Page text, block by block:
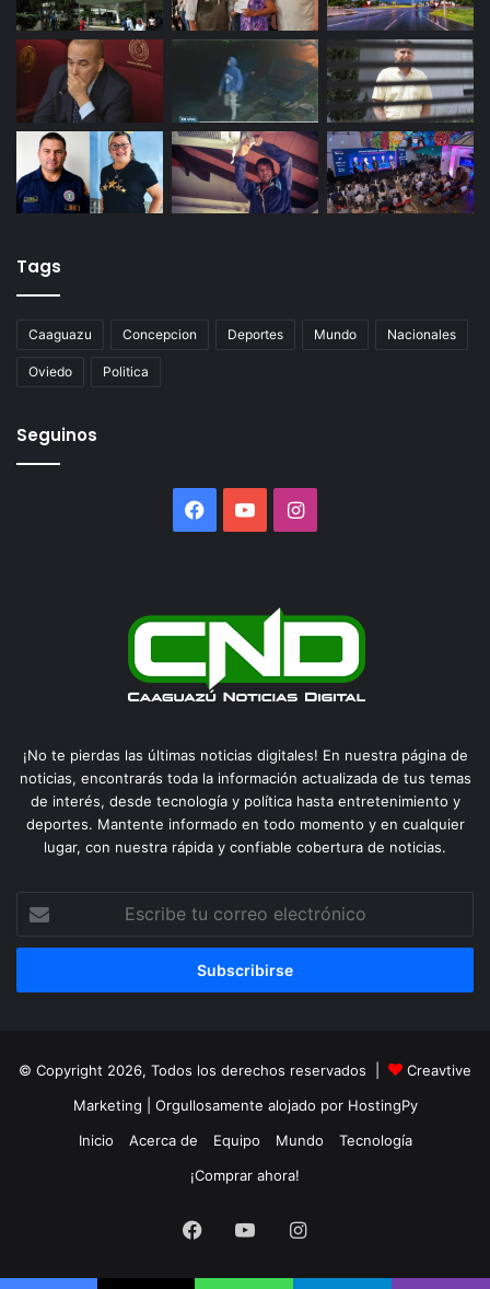
Tags
Caaguazu Concepcion Deportes Mundo Nacionales
Oviedo Politica
Seguinos
Facebook
YouTubeInstagram
¡No te pierdas las últimas noticias digitales! En nuestra página de
noticias, encontrarás toda la información actualizada de tus temas
de interés, desde tecnología y política hasta entretenimiento y
deportes. Mantente informado en todo momento y en cualquier
lugar, con nuestra rápida y confiable cobertura de noticias.
correo
© Copyright 2026, Todos los derechos reservados |
Creavtive
Marketing | Orgullosamente alojado por HostingPy
Inicio
Acerca de Equipo Mundo
Tecnología
¡Comprar ahora!
Facebook
YouTubeInstagram